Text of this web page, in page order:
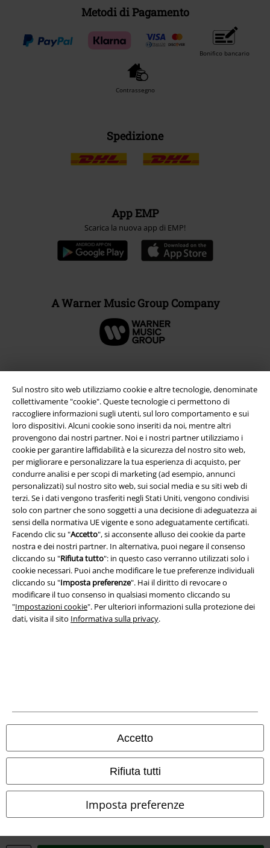
Sul nostro sito web utilizziamo cookie e altre tecnologie, denominate
collettivamente "cookie". Queste tecnologie ci permettono di
raccogliere informazioni sugli utenti, sul loro comportamento e sui
loro dispositivi. Alcuni cookie sono inseriti da noi, mentre altri
provengono dai nostri partner. Noi e i nostri partner utilizziamo i
cookie per garantire laffidabilità e la sicurezza del nostro sito web,
per migliorare e personalizzare la tua esperienza di acquisto, per
condurre analisi e per scopi di marketing (ad esempio, annunci
personalizzati) sul nostro sito web, sui social media e su siti web di
terzi. Se i dati vengono trasferiti negli Stati Uniti, vengono condivisi
solo con partner che sono soggetti a una decisione di adeguatezza ai
sensi della normativa UE vigente e sono adeguatamente certificati.
Facendo clic su "Accetto", si acconsente alluso dei cookie da parte
nostra e dei nostri partner. In alternativa, puoi negare il consenso
cliccando su "Rifiuta tutto": in questo caso verranno utilizzati solo i
cookie necessari. Puoi anche modificare le tue preferenze individuali
cliccando su "Imposta preferenze". Hai il diritto di revocare o
modificare il tuo consenso in qualsiasi momento cliccando su
"Impostazioni cookie". Per ulteriori informazioni sulla protezione dei
dati, visita il sito Informativa sulla privacy.
Accetto
Rifiuta tutti
Imposta preferenze
Metodi di Pagamento
Bonifico bancario
Contrassegno
Spedizione
App EMP
Scarica la nuova app di EMP!
A Warner Music Group Company
Info legali
Termini & Condizioni
Redazione
Legge sulla Privacy
Smaltimento rifiuti e protezione dell’ambiente
Dichiarazione di Conformità
Gli altri shop EMP nel mondo
EMP France